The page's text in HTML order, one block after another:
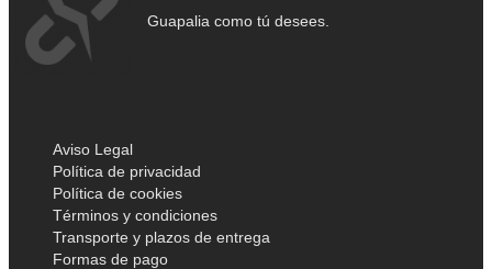
Guapalia como tú desees.
Aviso Legal
Política de privacidad
Política de cookies
Términos y condiciones
Transporte y plazos de entrega
Formas de pago